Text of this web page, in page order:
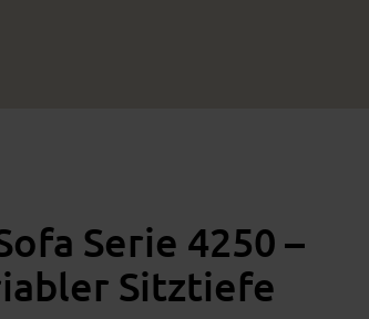
Serie 4250 –
Sitztiefe